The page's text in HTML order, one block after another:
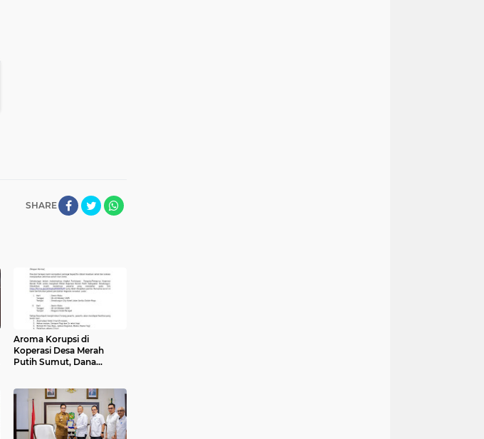
SHARE
Aroma Korupsi di
Koperasi Desa Merah
Putih Sumut, Dana